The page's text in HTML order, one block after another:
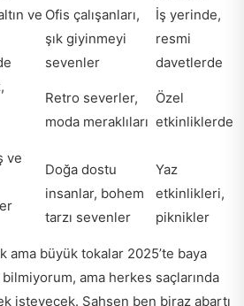
ve Ofis çalışanları,
şık giyinmeyi
sevenler
İş yerinde,
resmi
davetlerde
Retro severler,
moda meraklıları
Özel
etkinliklerde
ve
Doğa dostu
insanlar, bohem
tarzı sevenler
Yaz
etkinlikleri,
piknikler
ama büyük tokalar 2025’te baya
ama herkes saçlarında
isteyecek. Şahsen ben biraz abartı